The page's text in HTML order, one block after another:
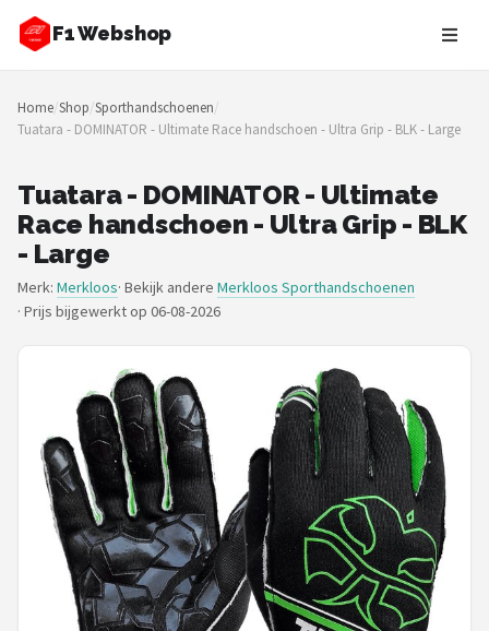
F1 Webshop
Zoeken
NAVIGATIE
Merken
Blog
Drivers
Tracks
Racestoelen
Racesturen
Shop
POPULAIRE MERKEN
Home/Shop/Sporthandschoenen/
Tuatara - DOMINATOR - Ultimate Race handschoen - Ultra Grip - BLK - Large
Tuatara - DOMINATOR - Ultimate
Race handschoen - Ultra Grip - BLK
- Large
Merk: Merkloos· Bekijk andere Merkloos Sporthandschoenen
· Prijs bijgewerkt op 06-08-2026